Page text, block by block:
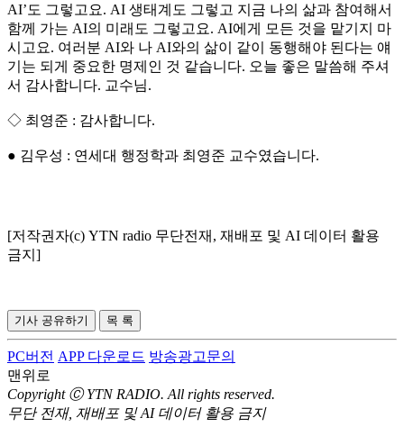
AI’도 그렇고요. AI 생태계도 그렇고 지금 나의 삶과 참여해서
함께 가는 AI의 미래도 그렇고요. AI에게 모든 것을 맡기지 마
시고요. 여러분 AI와 나 AI와의 삶이 같이 동행해야 된다는 얘
기는 되게 중요한 명제인 것 같습니다. 오늘 좋은 말씀해 주셔
서 감사합니다. 교수님.
◇ 최영준 : 감사합니다.
● 김우성 : 연세대 행정학과 최영준 교수였습니다.
[저작권자(c) YTN radio 무단전재, 재배포 및 AI 데이터 활용
금지]
기사 공유하기 목 록
PC버전 APP 다운로드 방송광고문의
맨위로
Copyright Ⓒ YTN RADIO. All rights reserved.
무단 전재, 재배포 및 AI 데이터 활용 금지